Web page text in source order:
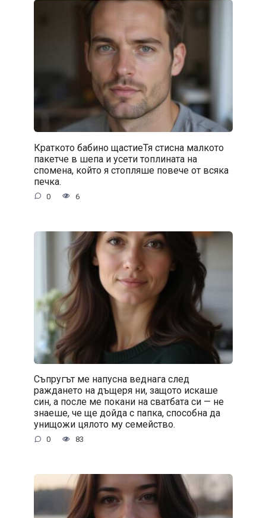
Краткото бабино щастиеТя стисна малкото
пакетче в шепа и усети топлината на
спомена, който я стопляше повече от всяка
печка.
0 6
Съпругът ме напусна веднага след
раждането на дъщеря ни, защото искаше
син, а после ме покани на сватбата си — не
знаеше, че ще дойда с папка, способна да
унищожи цялото му семейство.
0 83